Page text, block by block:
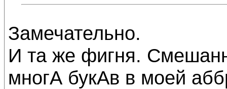
Замечательно.
И та же фигня.
многА букАв в моей